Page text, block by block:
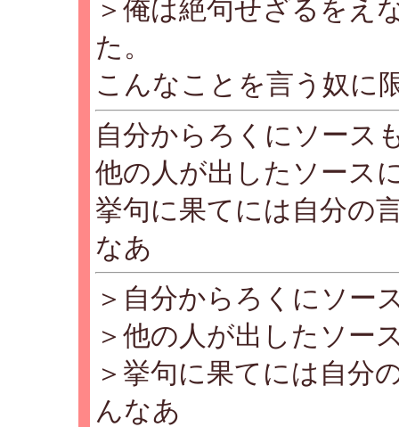
＞俺は絶句せざるをえ
た。
こんなことを言う奴に
自分からろくにソース
他の人が出したソース
挙句に果てには自分の
なあ
＞自分からろくにソー
＞他の人が出したソー
＞挙句に果てには自分
んなあ